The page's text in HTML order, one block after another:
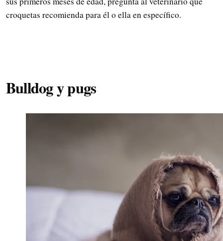
croquetas recomienda para él o ella en específico.
Bulldog y pugs